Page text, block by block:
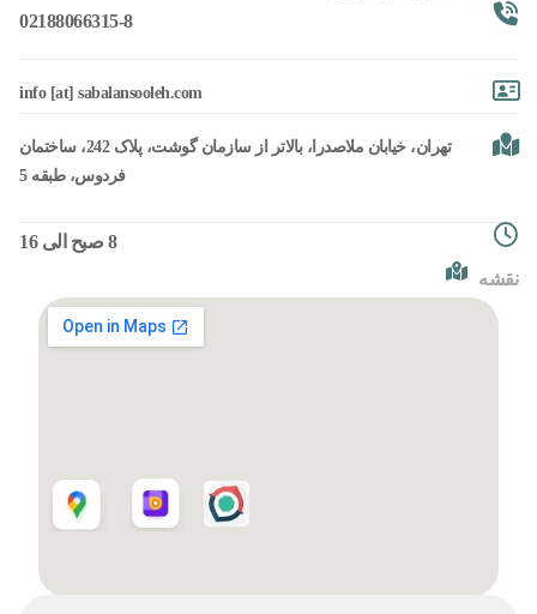
02188066315-8
info [at] sabalansooleh.com
تهران، خیابان ملاصدرا، بالاتر از سازمان گوشت، پلاک 242، ساختمان
فردوس، طبقه 5
8 صبح الی 16
نقشه